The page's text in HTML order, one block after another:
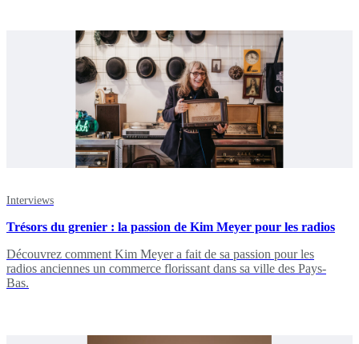
Interviews
Trésors du grenier : la passion de Kim Meyer pour les radios
Découvrez comment Kim Meyer a fait de sa passion pour les
radios anciennes un commerce florissant dans sa ville des Pays-
Bas.